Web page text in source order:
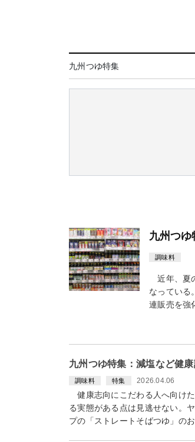
九州つゆ特集
九州つゆ
調味料
近年、夏
なっている
連販売を強
九州つゆ特集：減塩など健
調味料 特集 2026.04.06
健康志向にこだわる人へ向け
る実態がある点は見逃せない。
プの「ストレートそばつゆ」の